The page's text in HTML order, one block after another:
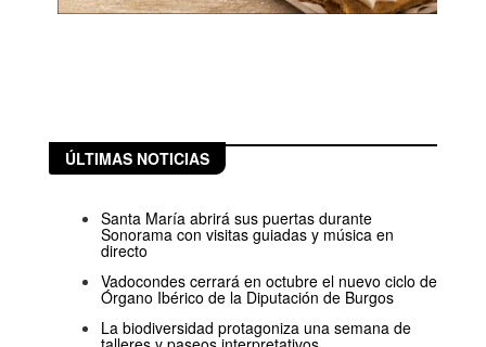
ÚLTIMAS NOTICIAS
Santa María abrirá sus puertas durante
Sonorama con visitas guiadas y música en
directo
Vadocondes cerrará en octubre el nuevo ciclo de
Órgano Ibérico de la Diputación de Burgos
La biodiversidad protagoniza una semana de